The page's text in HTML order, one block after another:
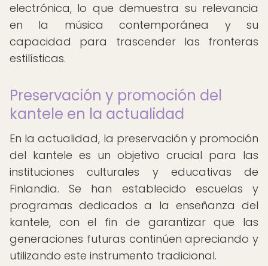
electrónica, lo que demuestra su relevancia
en la música contemporánea y su
capacidad para trascender las fronteras
estilísticas.
Preservación y promoción del
kantele en la actualidad
En la actualidad, la preservación y promoción
del kantele es un objetivo crucial para las
instituciones culturales y educativas de
Finlandia. Se han establecido escuelas y
programas dedicados a la enseñanza del
kantele, con el fin de garantizar que las
generaciones futuras continúen apreciando y
utilizando este instrumento tradicional.